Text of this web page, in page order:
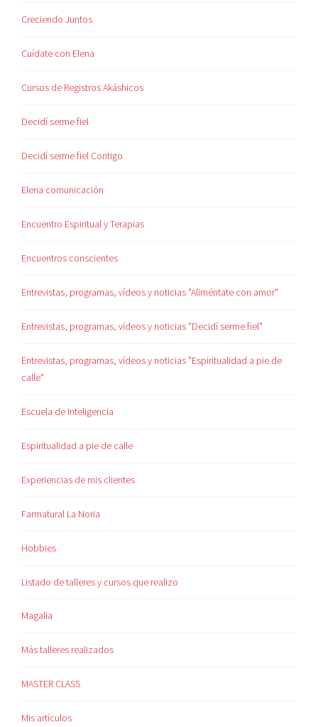
Creciendo Juntos
Cuídate con Elena
Cursos de Registros Akáshicos
Decidí serme fiel
Decidí serme fiel Contigo
Elena comunicación
Encuentro Espiritual y Terapias
Encuentros conscientes
Entrevistas, programas, vídeos y noticias "Aliméntate con amor"
Entrevistas, programas, vídeos y noticias "Decidí serme fiel"
Entrevistas, programas, vídeos y noticias "Espiritualidad a pie de
calle"
Escuela de Inteligencia
Espiritualidad a pie de calle
Experiencias de mis clientes
Farmatural La Noria
Hobbies
Listado de talleres y cursos que realizo
Magalia
Más talleres realizados
MASTER CLASS
Mis artículos